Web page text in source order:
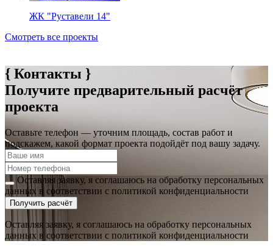
ЖК "Руставели 14"
Смотреть все проекты
{ Контакты }
Получите предварительный расчёт
проекта
Оставьте телефон — уточним площадь, состав работ и
подскажем, какой формат проекта подойдёт под вашу задачу.
Оставляя заявку, я соглашаюсь на обработку персональных
данных в соответствии с политикой конфиденциальности
Получить расчёт
Оставляя заявку, я соглашаюсь на обработку персональных
данных в соответствии с политикой конфиденциальности